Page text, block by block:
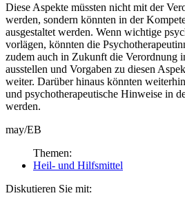
Diese Aspekte müssten nicht mit der
werden, sondern könnten in der
ausgestaltet werden. Wenn wichtige
vorlägen, könnten die
zudem auch in Zukunft die Verordnung
ausstellen und Vorgaben zu diesen
weiter. Darüber hinaus könnten
und psychotherapeutische Hinweise in
werden.
may/EB
Themen:
Heil- und Hilfsmittel
Diskutieren Sie mit: